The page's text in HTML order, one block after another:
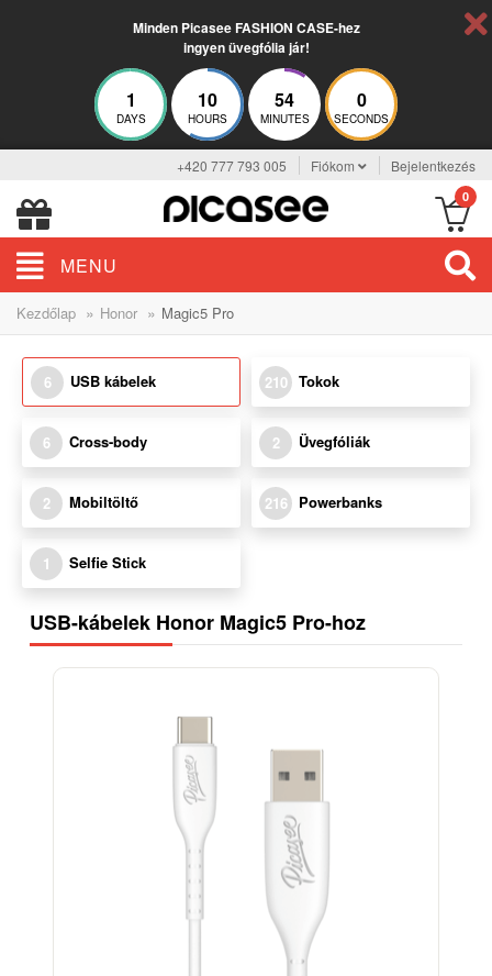
Minden Picasee FASHION CASE-hez
ingyen üvegfólia jár!
1
DAYS
10
HOURS
54
MINUTES
0
SECONDS
+420 777 793 005 Fiókom Bejelentkezés
0
MENU
Kezdőlap » Honor » Magic5 Pro
6 USB kábelek 210 Tokok
6 Cross-body 2 Üvegfóliák
2 Mobiltöltő 216 Powerbanks
1 Selfie Stick
USB-kábelek Honor Magic5 Pro-hoz